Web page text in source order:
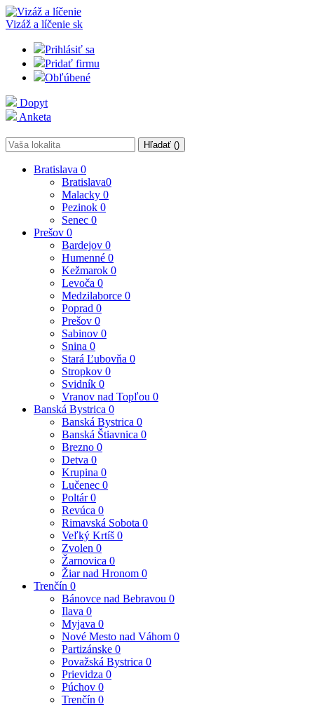
Vizáž a líčenie sk
Prihlásiť sa
Pridať firmu
Obľúbené
Dopyt
Anketa
Hľadať ()
Bratislava 0
Bratislava0
Malacky 0
Pezinok 0
Senec 0
Prešov 0
Bardejov 0
Humenné 0
Kežmarok 0
Levoča 0
Medzilaborce 0
Poprad 0
Prešov 0
Sabinov 0
Snina 0
Stará Ľubovňa 0
Stropkov 0
Svidník 0
Vranov nad Topľou 0
Banská Bystrica 0
Banská Bystrica 0
Banská Štiavnica 0
Brezno 0
Detva 0
Krupina 0
Lučenec 0
Poltár0
Revúca 0
Rimavská Sobota 0
Veľký Krtíš 0
Zvolen 0
Žarnovica 0
Žiar nad Hronom 0
Trenčín 0
Bánovce nad Bebravou 0
Ilava 0
Myjava 0
Nové Mesto nad Váhom 0
Partizánske 0
Považská Bystrica 0
Prievidza 0
Púchov 0
Trenčín 0